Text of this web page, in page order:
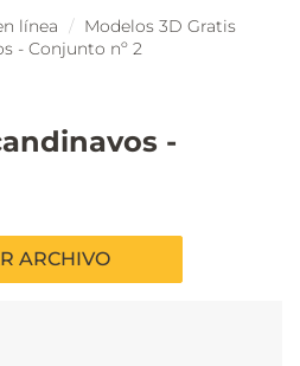
línea
Modelos 3D Gratis
- Conjunto nº 2
-
ARCHIVO